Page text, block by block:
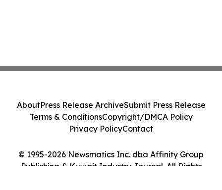
© 1995-2026 Newsmatics Inc. dba Affinity Group
Publishing & Kuwait Industry Journal. All Rights
AboutPress Release ArchiveSubmit Press Release
Terms & ConditionsCopyright/DMCA Policy
Privacy PolicyContact